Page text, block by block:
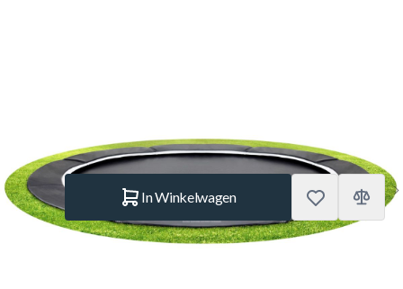
€ 799.– Op voorraad
Aantal
In Winkelwagen